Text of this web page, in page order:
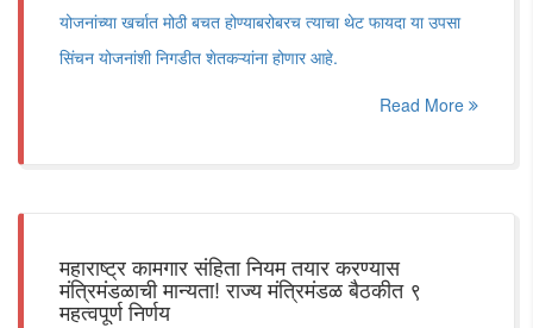
योजनांच्या खर्चात मोठी बचत होण्याबरोबरच त्याचा थेट फायदा या उपसा
सिंचन योजनांशी निगडीत शेतकऱ्यांना होणार आहे.
Read More
महाराष्ट्र कामगार संहिता नियम तयार करण्यास
मंत्रिमंडळाची मान्यता! राज्य मंत्रिमंडळ बैठकीत ९
महत्वपूर्ण निर्णय